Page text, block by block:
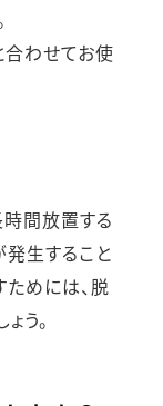
合わせてお使
間放置する
発生すること
めには、脱
う。